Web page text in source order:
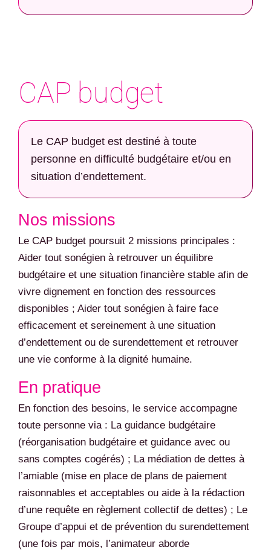
CAP budget
Le CAP budget est destiné à toute
personne en difficulté budgétaire et/ou en
situation d’endettement.
Nos missions
Le CAP budget poursuit 2 missions principales :
Aider tout sonégien à retrouver un équilibre
budgétaire et une situation financière stable afin de
vivre dignement en fonction des ressources
disponibles ; Aider tout sonégien à faire face
efficacement et sereinement à une situation
d’endettement ou de surendettement et retrouver
une vie conforme à la dignité humaine.
En pratique
En fonction des besoins, le service accompagne
toute personne via : La guidance budgétaire
(réorganisation budgétaire et guidance avec ou
sans comptes cogérés) ; La médiation de dettes à
l’amiable (mise en place de plans de paiement
raisonnables et acceptables ou aide à la rédaction
d’une requête en règlement collectif de dettes) ; Le
Groupe d’appui et de prévention du surendettement
(une fois par mois, l’animateur aborde